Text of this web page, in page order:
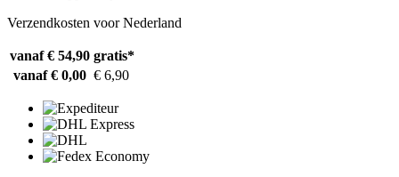
Verzendkosten voor Nederland
vanaf € 54,90 gratis*
vanaf € 0,00 € 6,90